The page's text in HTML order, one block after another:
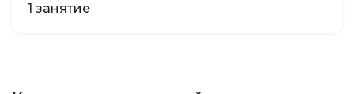
1 занятие